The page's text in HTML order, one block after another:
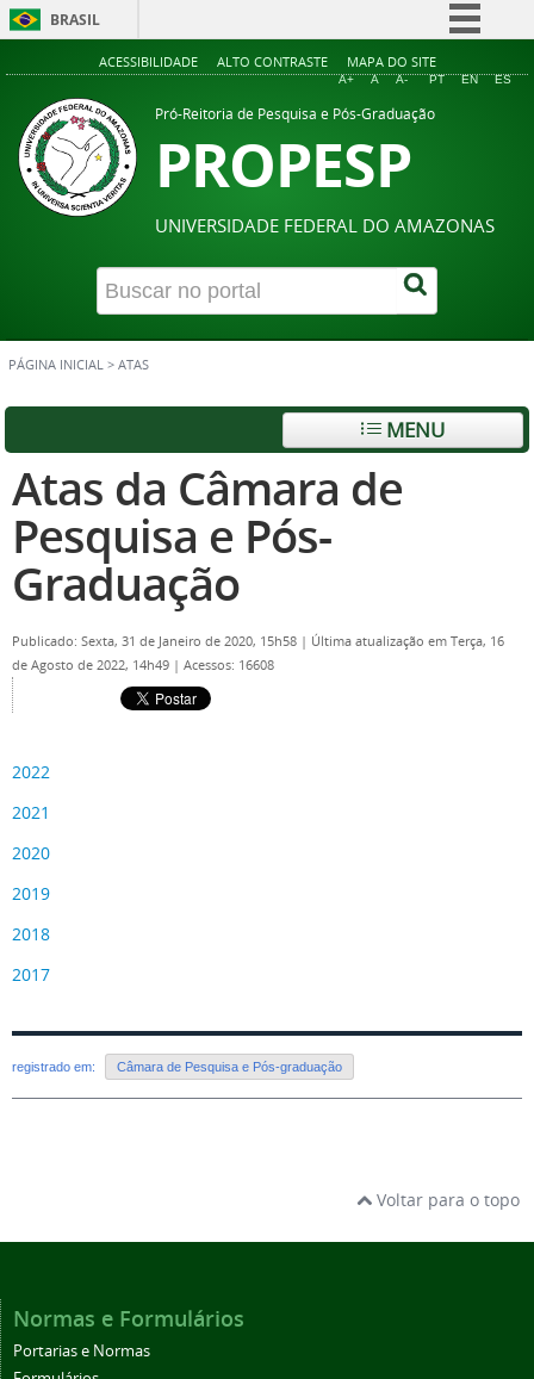
BRASIL
Simplifique!
Acesso à informação
ACESSIBILIDADE ALTO CONTRASTE MAPA DO SITE
A+ A A- PT EN ES
Pró-Reitoria de Pesquisa e Pós-Graduação
PROPESP
UNIVERSIDADE FEDERAL DO AMAZONAS
PÁGINA INICIAL > ATAS
MENU
Atas da Câmara de
Pesquisa e Pós-
Graduação
Publicado: Sexta, 31 de Janeiro de 2020, 15h58 | Última atualização em Terça, 16
de Agosto de 2022, 14h49 | Acessos: 16608
2022
2021
2020
2019
2018
2017
registrado em: Câmara de Pesquisa e Pós-graduação
Voltar para o topo
Normas e Formulários
Portarias e Normas